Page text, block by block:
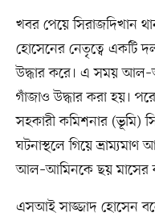
খবর পেয়ে সিরাজদিখান
হোসেনের নেতৃত্বে একটি
উদ্ধার করে। এ সময়
গাঁজাও উদ্ধার করা হয়।
সহকারী কমিশনার (ভূমি)
ঘটনাস্থলে গিয়ে
আল–আমিনকে ছয় মাসের
এসআই সাজ্জাদ হোসেন